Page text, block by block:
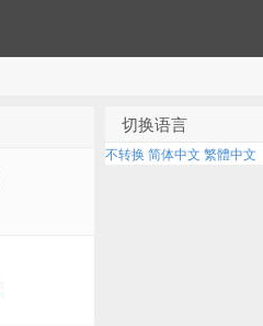
切换语言
不转换 简体中文 繁體中文